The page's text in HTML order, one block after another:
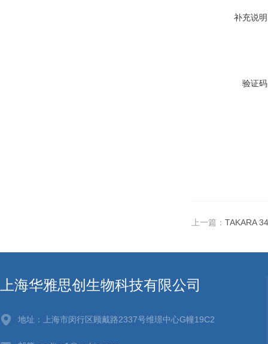
补充说
验证
上一篇： TAKARA
上海华雅思创生物科技有限公司
地址：上海市闵行区顾戴路2337号维璟中心G幢19C2